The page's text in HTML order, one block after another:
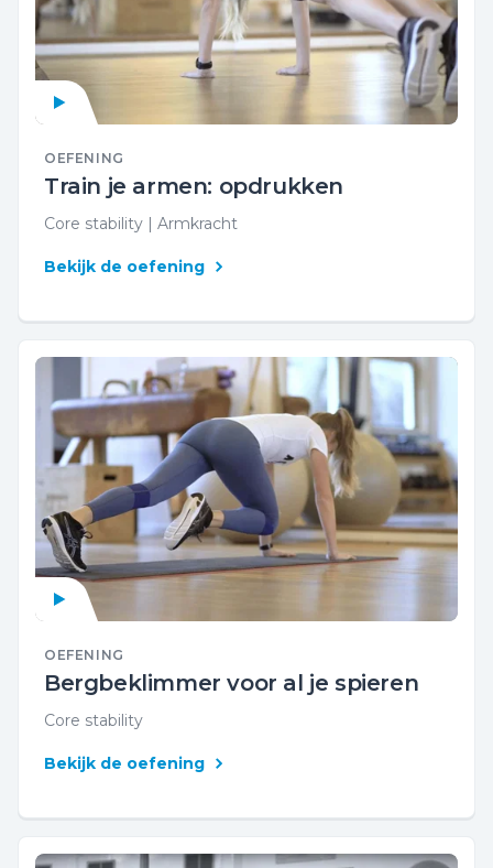
OEFENING
Train je armen: opdrukken
Core stability | Armkracht
Bekijk de oefening
OEFENING
Bergbeklimmer voor al je spieren
Core stability
Bekijk de oefening